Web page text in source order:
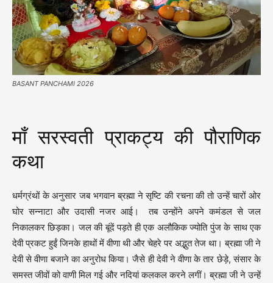
BASANT PANCHAMI 2026
माँ सरस्वती प्राकट्य की पौराणिक
कथा
धर्मग्रंथों के अनुसार जब भगवान ब्रह्मा ने सृष्टि की रचना की तो उन्हें चारों ओर
घोर सन्नाटा और उदासी नजर आई। तब उन्होंने अपने कमंडल से जल
निकालकर छिड़का। जल की बूंदें पड़ते ही एक अलौकिक ज्योति पुंज के साथ एक
देवी प्रकट हुईं जिनके हाथों में वीणा थी और चेहरे पर अद्भुत तेज था। ब्रह्मा जी ने
देवी से वीणा बजाने का अनुरोध किया। जैसे ही देवी ने वीणा के तार छेड़े, संसार के
समस्त जीवों को वाणी मिल गई और नदियां कलकल करने लगीं। ब्रह्मा जी ने उन्हें